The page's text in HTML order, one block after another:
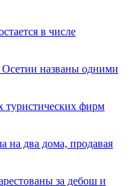
в числе
названы одними
фирм
на два дома, продавая
за дебош и